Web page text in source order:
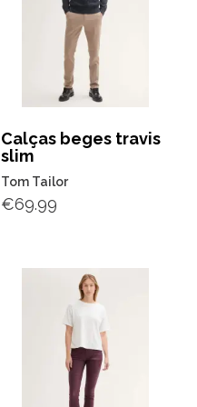
Calças beges travis
slim
Tom Tailor
€69.99